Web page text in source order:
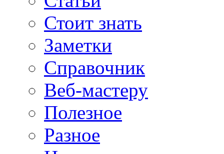
Стоит знать
Заметки
Справочник
Веб-мастеру
Полезное
Разное